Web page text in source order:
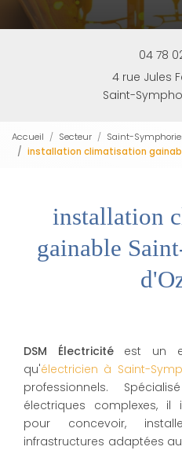
04 78
4 rue Jules
Saint-
Accueil Secteur
Saint-
installation climatisation
installation
gainable
DSM Électricitéest un
qu'électricien à Saint-
professionnels.
électriques complexes, il
pour concevoir,
infrastructures adaptées